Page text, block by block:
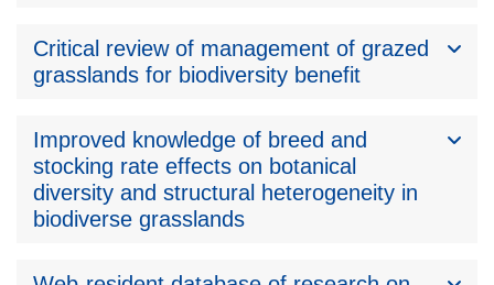
Critical review of management of grazed
grasslands for biodiversity benefit
Improved knowledge of breed and
stocking rate effects on botanical
diversity and structural heterogeneity in
biodiverse grasslands